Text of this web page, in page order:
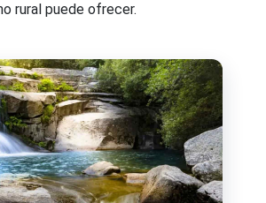
rural puede ofrecer.